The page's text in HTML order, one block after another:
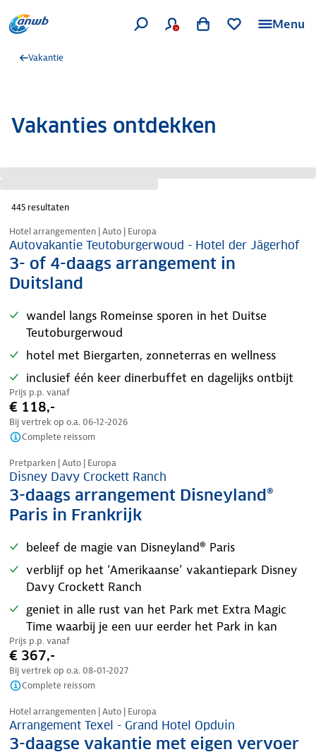
Menu
Vakantie
Vakanties ontdekken
445 resultaten
Nazomer korting
Hotel arrangementen | Auto | Europa
Autovakantie Teutoburgerwoud - Hotel der Jägerhof
3- of 4-daags arrangement in
Duitsland
wandel langs Romeinse sporen in het Duitse
Teutoburgerwoud
hotel met Biergarten, zonneterras en wellness
inclusief één keer dinerbuffet en dagelijks ontbijt
Prijs p.p. vanaf
€ 118,-
Bij vertrek op o.a. 06-12-2026
Complete reissom
Pretparken | Auto | Europa
Disney Davy Crockett Ranch
3-daags arrangement Disneyland®
Paris in Frankrijk
beleef de magie van Disneyland® Paris
verblijf op het ‘Amerikaanse’ vakantiepark Disney
Davy Crockett Ranch
geniet in alle rust van het Park met Extra Magic
Time waarbij je een uur eerder het Park in kan
Prijs p.p. vanaf
€ 367,-
Bij vertrek op o.a. 08-01-2027
Complete reissom
Nazomer korting
Hotel arrangementen | Auto | Europa
Arrangement Texel - Grand Hotel Opduin
3-daagse vakantie met eigen vervoer